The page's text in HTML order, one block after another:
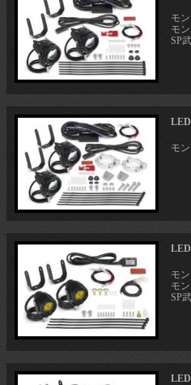
モ
モ
SP
モ
モ
モ
SP